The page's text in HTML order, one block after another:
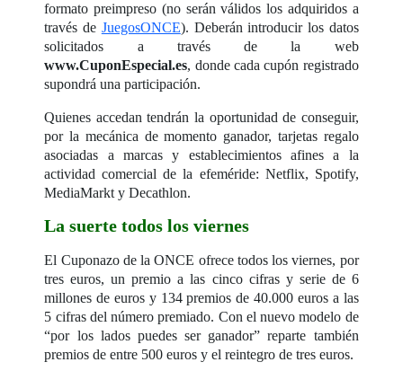
formato preimpreso (no serán válidos los adquiridos a
través de JuegosONCE). Deberán introducir los datos
solicitados a través de la web
www.CuponEspecial.es, donde cada cupón registrado
supondrá una participación.
Quienes accedan tendrán la oportunidad de conseguir,
por la mecánica de momento ganador, tarjetas regalo
asociadas a marcas y establecimientos afines a la
actividad comercial de la efeméride: Netflix, Spotify,
MediaMarkt y Decathlon.
La suerte todos los viernes
El Cuponazo de la ONCE ofrece todos los viernes, por
tres euros, un premio a las cinco cifras y serie de 6
millones de euros y 134 premios de 40.000 euros a las
5 cifras del número premiado. Con el nuevo modelo de
“por los lados puedes ser ganador” reparte también
premios de entre 500 euros y el reintegro de tres euros.